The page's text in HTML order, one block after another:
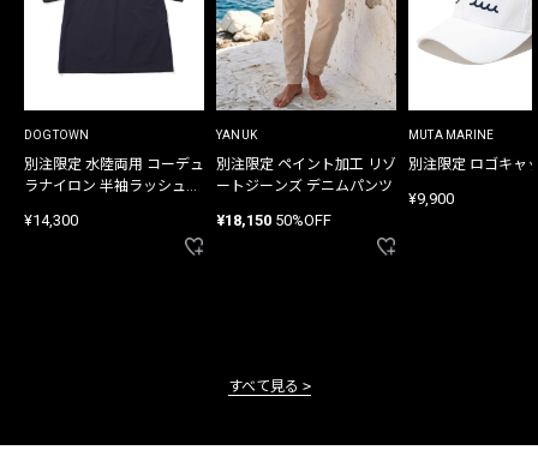
DOGTOWN
別注限定 水陸両用 コーデュ
ラナイロン 半袖ラッシュガ
¥14,300
YANUK
別注限定 ペイント加工 リゾ
ートジーンズ デニムパンツ
¥18,150 50%OFF
MUTA MARINE
別注限定 ロゴキャ
¥9,900
すべて見る